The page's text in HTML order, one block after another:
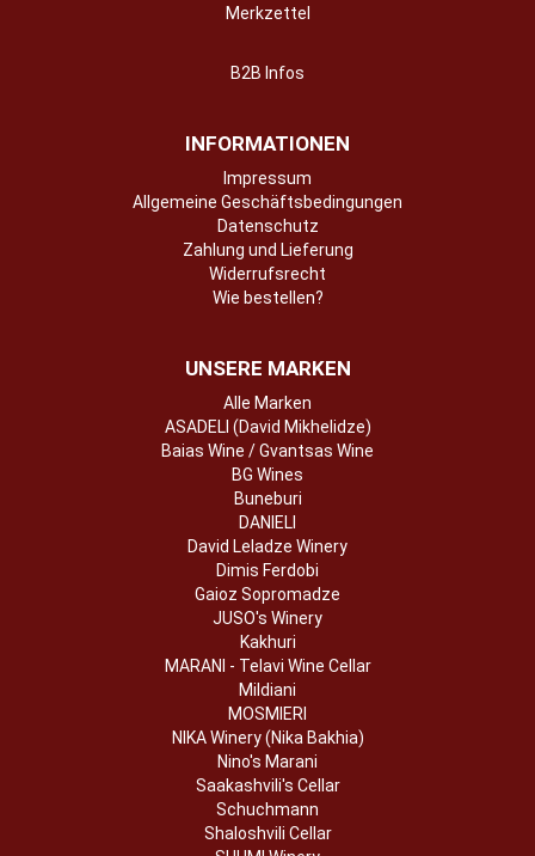
Merkzettel
B2B Infos
INFORMATIONEN
Impressum
Allgemeine Geschäftsbedingungen
Datenschutz
Zahlung und Lieferung
Widerrufsrecht
Wie bestellen?
UNSERE MARKEN
Alle Marken
ASADELI (David Mikhelidze)
Baias Wine / Gvantsas Wine
BG Wines
Buneburi
DANIELI
David Leladze Winery
Dimis Ferdobi
Gaioz Sopromadze
JUSO's Winery
Kakhuri
MARANI - Telavi Wine Cellar
Mildiani
MOSMIERI
NIKA Winery (Nika Bakhia)
Nino's Marani
Saakashvili's Cellar
Schuchmann
Shaloshvili Cellar